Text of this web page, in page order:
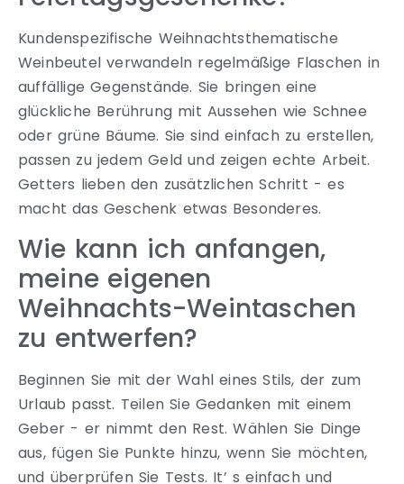
Kundenspezifische Weihnachtsthematische
Weinbeutel verwandeln regelmäßige Flaschen in
auffällige Gegenstände. Sie bringen eine
glückliche Berührung mit Aussehen wie Schnee
oder grüne Bäume. Sie sind einfach zu erstellen,
passen zu jedem Geld und zeigen echte Arbeit.
Getters lieben den zusätzlichen Schritt - es
macht das Geschenk etwas Besonderes.
Wie kann ich anfangen,
meine eigenen
Weihnachts-Weintaschen
zu entwerfen?
Beginnen Sie mit der Wahl eines Stils, der zum
Urlaub passt. Teilen Sie Gedanken mit einem
Geber - er nimmt den Rest. Wählen Sie Dinge
aus, fügen Sie Punkte hinzu, wenn Sie möchten,
und überprüfen Sie Tests. It’ s einfach und